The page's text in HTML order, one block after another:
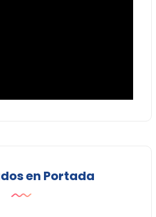
en Portada